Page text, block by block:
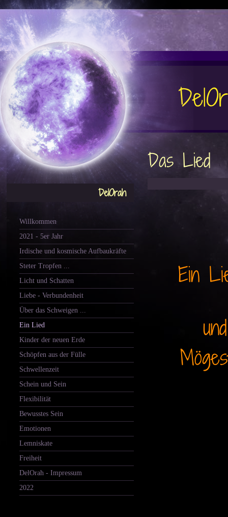
DelOrah
Willkommen
2021 - 5er Jahr
Irdische und kosmische Aufbaukräfte
Steter Tropfen ...
Licht und Schatten
Liebe - Verbundenheit
Über das Schweigen ...
Ein Lied
Kinder der neuen Erde
Schöpfen aus der Fülle
Schwellenzeit
Schein und Sein
Flexibilität
Bewusstes Sein
Emotionen
Lemniskate
Freiheit
DelOrah - Impressum
2022
Das Lied
Ein